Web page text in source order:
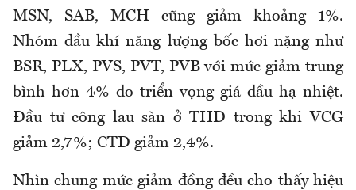
MSN, SAB, MCH cũng giảm khoảng 1%.
Nhóm dầu khí năng lượng bốc hơi nặng như
BSR, PLX, PVS, PVT, PVB với mức giảm trung
bình hơn 4% do triển vọng giá dầu hạ nhiệt.
Đầu tư công lau sàn ở THD trong khi VCG
giảm 2,7%; CTD giảm 2,4%.
Nhìn chung mức giảm đồng đều cho thấy hiệu